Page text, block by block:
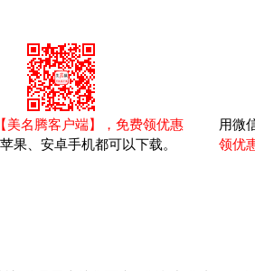
【美名腾客户端】，免费领优惠
苹果、安卓手机都可以下载。
用微
领优